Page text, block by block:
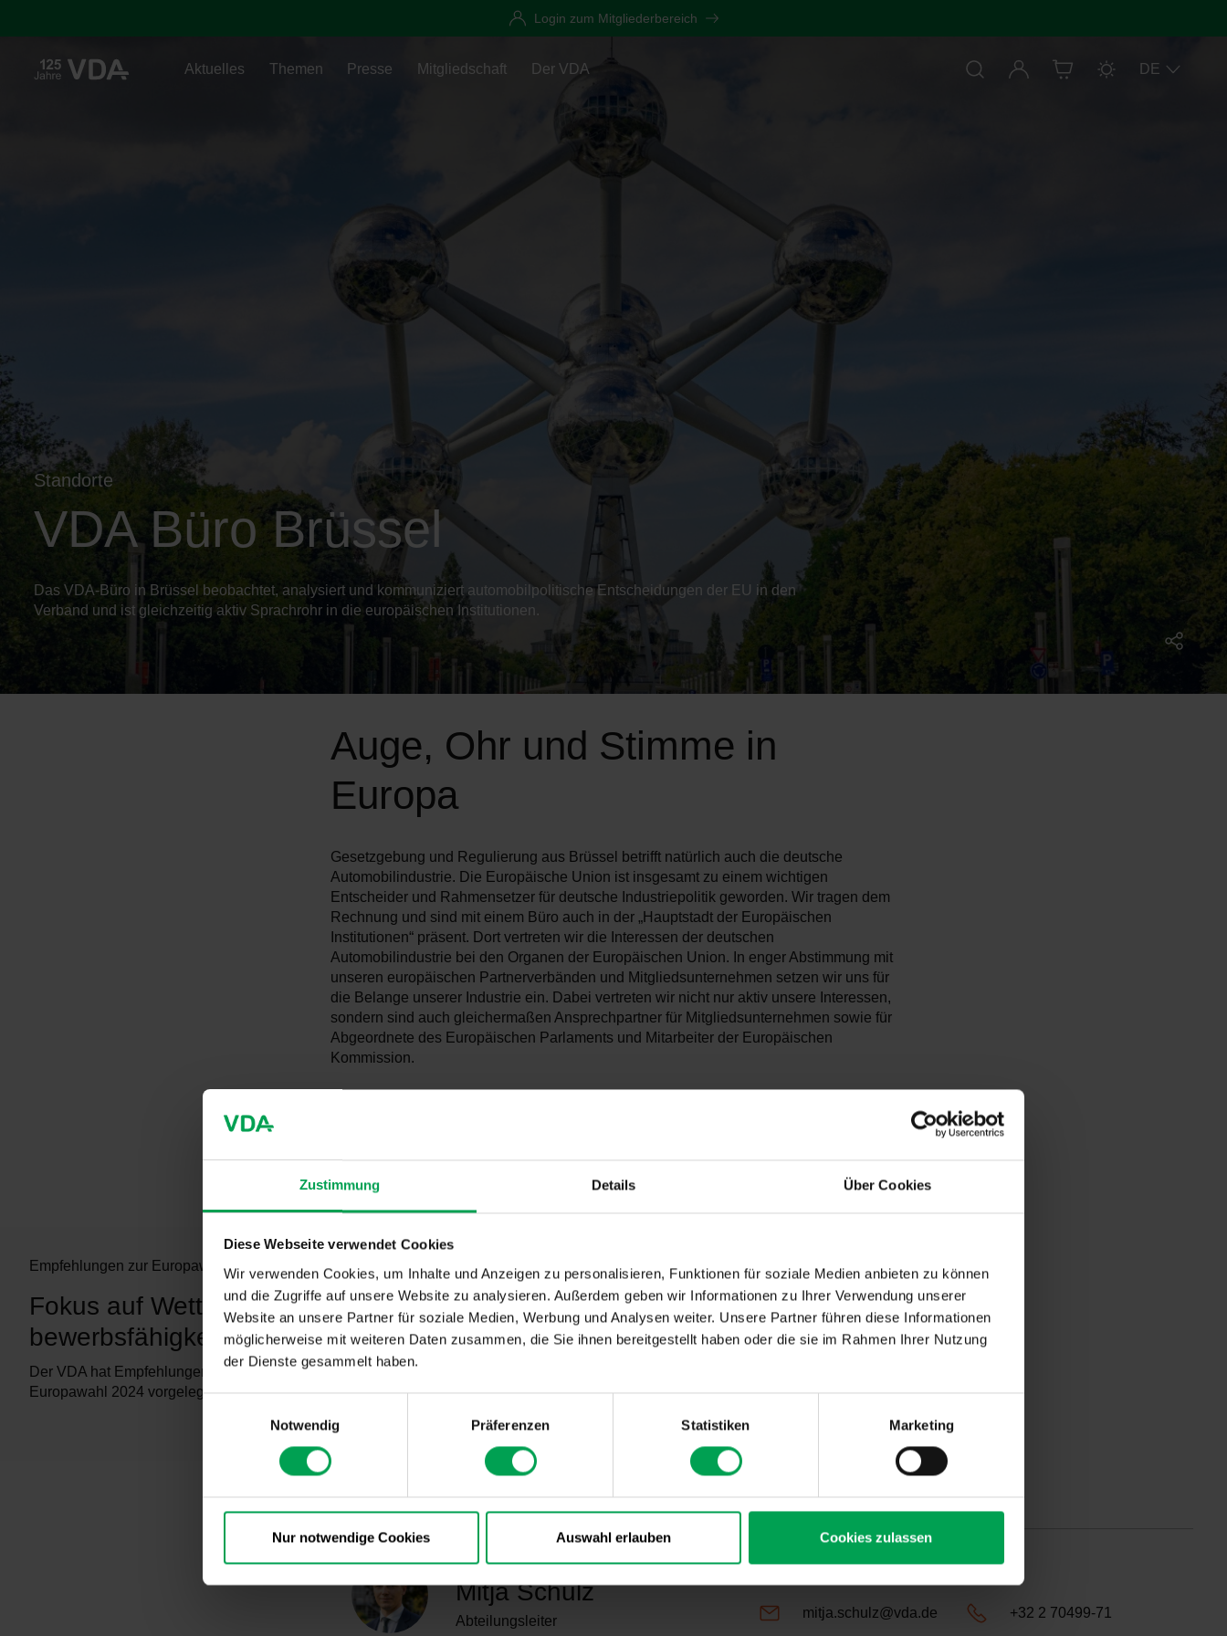
Zustimmung Details Über Cookies
Diese Webseite verwendet Cookies
Wir verwenden Cookies, um Inhalte und Anzeigen zu personalisieren, Funktionen für soziale Medien anbieten zu können
und die Zugriffe auf unsere Website zu analysieren. Außerdem geben wir Informationen zu Ihrer Verwendung unserer
Website an unsere Partner für soziale Medien, Werbung und Analysen weiter. Unsere Partner führen diese Informationen
möglicherweise mit weiteren Daten zusammen, die Sie ihnen bereitgestellt haben oder die sie im Rahmen Ihrer Nutzung
der Dienste gesammelt haben.
E
g
Notwendig Präferenzen Statistiken Marketing
Nur notwendige Cookies Auswahl erlauben Cookies zulassen
Login zum Mitgliederbereich
Aktuelles Themen Presse Mitgliedschaft Der VDA Anmelden DE
Standorte
VDA Büro Brüssel
Das VDA-Büro in Brüssel beobachtet, analysiert und kommuniziert automobilpolitische Entscheidungen der EU in den
Verband und ist gleichzeitig aktiv Sprachrohr in die europäischen Institutionen.
Auge, Ohr und Stimme in
Europa
Gesetzgebung und Regulierung aus Brüssel betrifft natürlich auch die deutsche
Automobilindustrie. Die Europäische Union ist insgesamt zu einem wichtigen
Entscheider und Rahmensetzer für deutsche Industriepolitik geworden. Wir tragen dem
Rechnung und sind mit einem Büro auch in der „Hauptstadt der Europäischen
Institutionen“ präsent. Dort vertreten wir die Interessen der deutschen
Automobilindustrie bei den Organen der Europäischen Union. In enger Abstimmung mit
unseren europäischen Partnerverbänden und Mitgliedsunternehmen setzen wir uns für
die Belange unserer Industrie ein. Dabei vertreten wir nicht nur aktiv unsere Interessen,
sondern sind auch gleichermaßen Ansprechpartner für Mitgliedsunternehmen sowie für
Abgeordnete des Europäischen Parlaments und Mitarbeiter der Europäischen
Kommission.
Empfehlungen zur Europawahl
Fokus auf Wett­
bewerbs­fähigkeit
Der VDA hat Empfehlungen zur
Europawahl 2024 vorgelegt.
Büro Brüssel
Mitja Schulz
Abteilungsleiter
mitja.schulz@vda.de +32 2 70499-71